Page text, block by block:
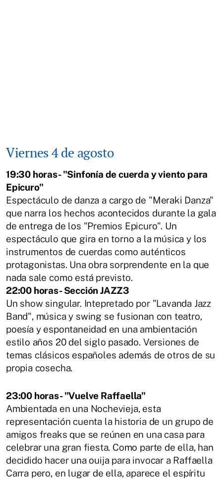
Viernes 4 de agosto
19:30 horas- "Sinfonía de cuerda y viento para
Epicuro"
Espectáculo de danza a cargo de "Meraki Danza"
que narra los hechos acontecidos durante la gala
de entrega de los "Premios Epicuro". Un
espectáculo que gira en torno a la música y los
instrumentos de cuerdas como auténticos
protagonistas. Una obra sorprendente en la que
nada sale como está previsto.
22:00 horas- Sección JAZZ3
Un show singular. Intepretado por "Lavanda Jazz
Band", música y swing se fusionan con teatro,
poesía y espontaneidad en una ambientación
estilo años 20 del siglo pasado. Versiones de
temas clásicos españoles además de otros de su
propia cosecha.
23:00 horas- "Vuelve Raffaella"
Ambientada en una Nochevieja, esta
representación cuenta la historia de un grupo de
amigos freaks que se reúnen en una casa para
celebrar una gran fiesta. Como parte de ella, han
decidido hacer una ouija para invocar a Raffaella
Carra pero, en lugar de ella, aparece el espíritu